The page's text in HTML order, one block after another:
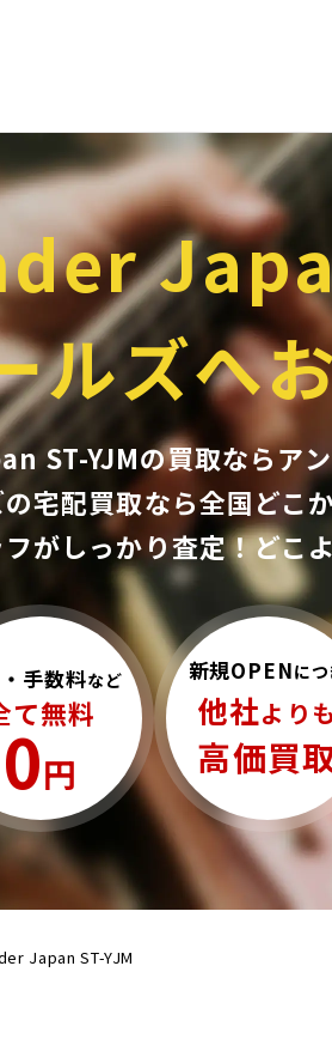
ルズへ
ST-YJMの買取ならア
宅配買取なら全国どこ
がしっかり査定！どこ
手数料など
て無料
0円
新規OPENにつ
他社よりも
高価買
Japan ST-YJM